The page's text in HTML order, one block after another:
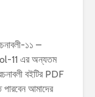
১১ –
11 এর অন্যতম
বইটির PDF
আমাদের